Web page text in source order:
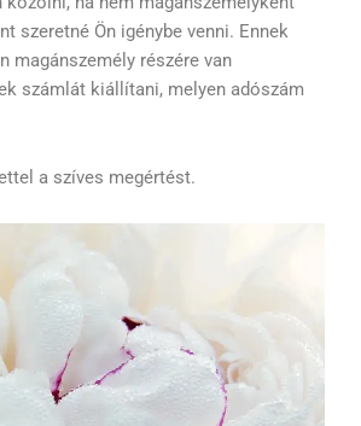
szeretné Ön igénybe venni. Ennek
magánszemély részére van
számlát kiállítani, melyen adószám
a szíves megértést.